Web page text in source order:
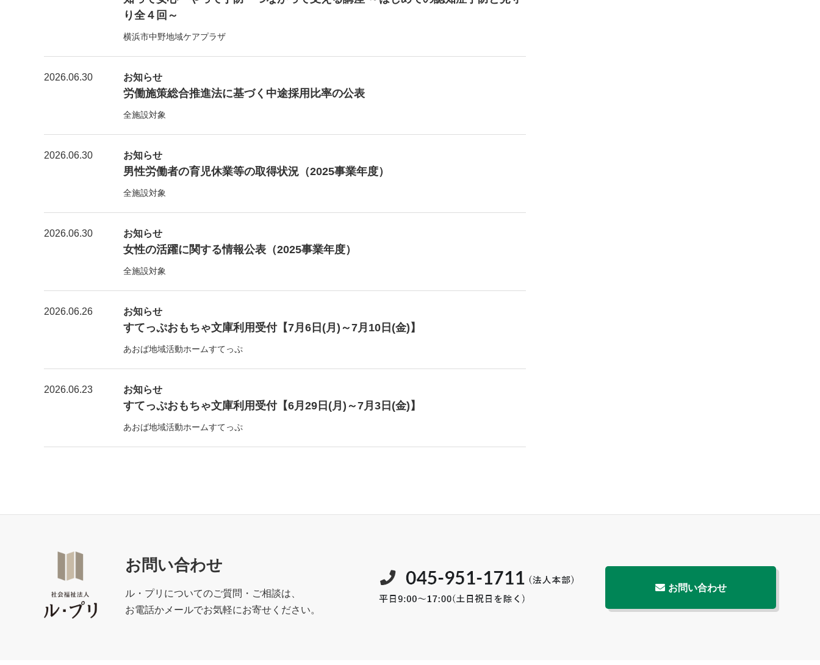
り全４回～
横浜市中野地域ケアプラザ
2026.06.30 お知らせ
労働施策総合推進法に基づく中途採用比率の公表
全施設対象
2026.06.30 お知らせ
男性労働者の育児休業等の取得状況（2025事業年度）
全施設対象
2026.06.30 お知らせ
女性の活躍に関する情報公表（2025事業年度）
全施設対象
2026.06.26 お知らせ
すてっぷおもちゃ文庫利用受付【7月6日(月)～7月10日(金)】
あおば地域活動ホームすてっぷ
2026.06.23 お知らせ
すてっぷおもちゃ文庫利用受付【6月29日(月)～7月3日(金)】
あおば地域活動ホームすてっぷ
お問い合わせ
ル・プリについてのご質問・ご相談は、
お電話かメールでお気軽にお寄せください。
お問い合わせ